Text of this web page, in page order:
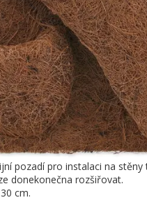
pozadí pro instalaci na stěny
donekonečna rozšiřovat.
cm.